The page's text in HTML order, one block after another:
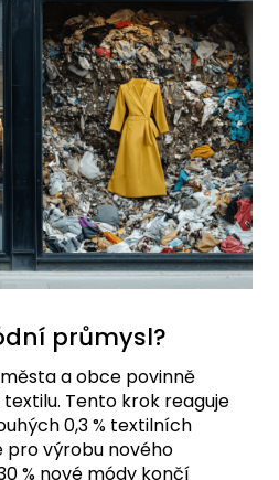
průmysl?
města a obce povinně
Tento krok reaguje
0,3 % textilních
pro výrobu nového
% nové módy končí